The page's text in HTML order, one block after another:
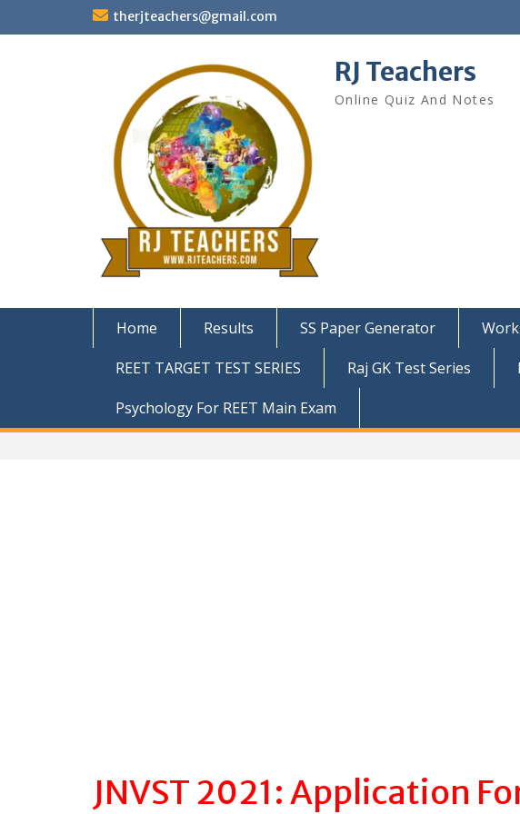
therjteachers@gmail.com
RJ Teachers
Online Quiz And Notes
Home Results SS Paper Generator
REET TARGET TEST SERIES
Raj GK Test Series
Psychology For REET Main Exam
JNVST 2021: Application